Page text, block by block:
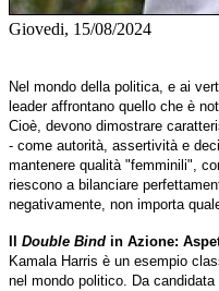
Giovedi, 15/08/2024
Nel mondo della politica, e ai
leader affrontano quello che è
Cioè, devono dimostrare
- come autorità, assertività e
mantenere qualità "femminili",
riescono a bilanciare
negativamente, non importa
Double Bind in Azione:
Kamala Harris è un esempio
nel mondo politico. Da